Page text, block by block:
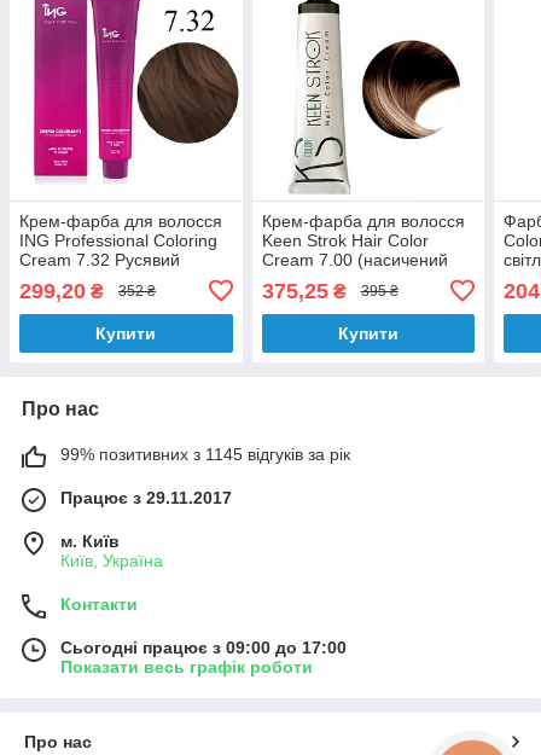
Крем-фарба для волосся
ING Professional Coloring
Cream 7.32 Русявий
299,20 ₴ 352 ₴
Купити
Крем-фарба для волосся
Keen Strok Hair Color
Cream 7.00 (насичений
375,25₴ 395 ₴
Купити
Про нас
99% позитивних з 1145 відгуків за рік
Працює з 29.11.2017
м. Київ
Київ, Україна
Контакти
Сьогодні працює з 09:00 до 17:00
Показати весь графік роботи
Про нас